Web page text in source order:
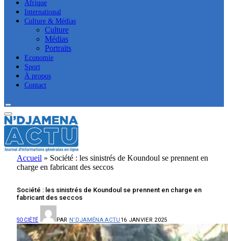
Afrique
International
Culture & Médias
Culture
Médias
Portraits
Economie
Sport
À propos
Contact
Accueil » Société : les sinistrés de Koundoul se prennent en
charge en fabricant des seccos
Société : les sinistrés de Koundoul se prennent en charge en
fabricant des seccos
SOCIÉTÉ PAR N'DJAMÉNA ACTU 16 JANVIER 2025